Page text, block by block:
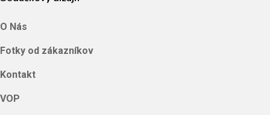
O Nás
Fotky od zákazníkov
Kontakt
VOP